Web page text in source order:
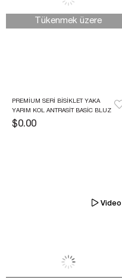
PREMIUM SERI BISIKLET YAKA
YARIM KOL ANTRASIT BASIC BLUZ
$0.00
Tükenmek üzere
Video